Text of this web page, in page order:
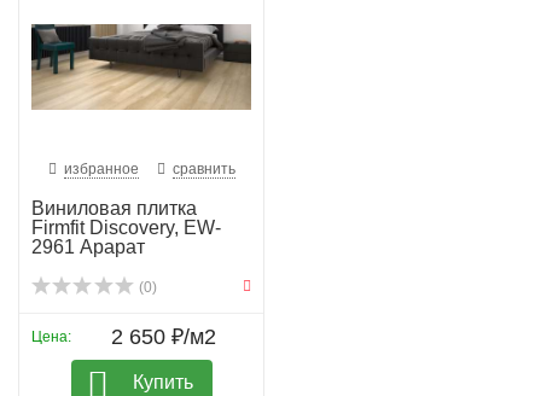
избранное сравнить
Виниловая плитка
Firmfit Discovery, EW-
2961 Арарат
(0)
Цена: 2 650 ₽/м2
Купить